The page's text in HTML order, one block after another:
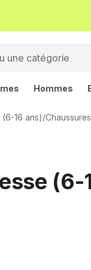
Hommes
16 ans)/Chaussures